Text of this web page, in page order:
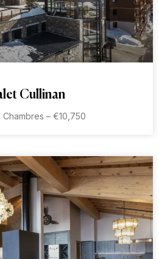
Cullinan
Chambres – €10,750